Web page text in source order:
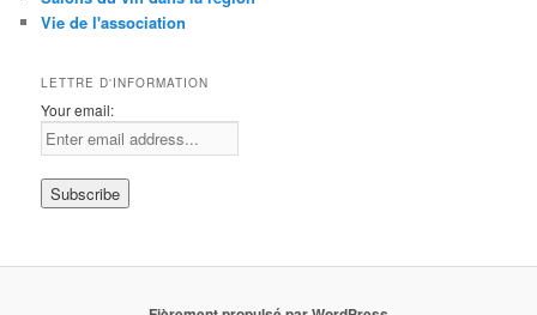
Vie de l'association
LETTRE D'INFORMATION
Your email: